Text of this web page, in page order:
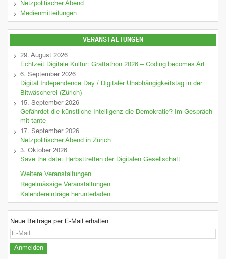
Netzpolitischer Abend
Medienmitteilungen
VERANSTALTUNGEN
29. August 2026
Echtzeit Digitale Kultur: Graffathon 2026 – Coding becomes Art
6. September 2026
Digital Independence Day / Digitaler Unabhängigkeitstag in der
Bitwäscherei (Zürich)
15. September 2026
Gefährdet die künstliche Intelligenz die Demokratie? Im Gespräch
mit tante
17. September 2026
Netzpolitischer Abend in Zürich
3. Oktober 2026
Save the date: Herbsttreffen der Digitalen Gesellschaft
Weitere Veranstaltungen
Regelmässige Veranstaltungen
Kalendereinträge herunterladen
Neue Beiträge per E-Mail erhalten